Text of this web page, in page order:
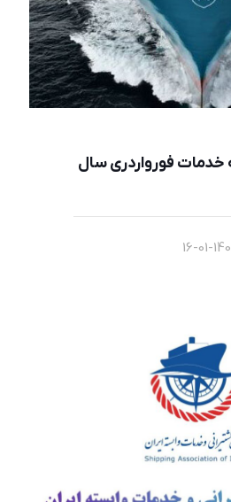
خدمات فورواردری سال
1400-